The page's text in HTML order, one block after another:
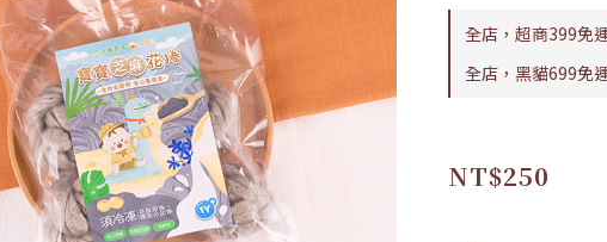
全店，超商399免
全店，黑貓699免
NT$250